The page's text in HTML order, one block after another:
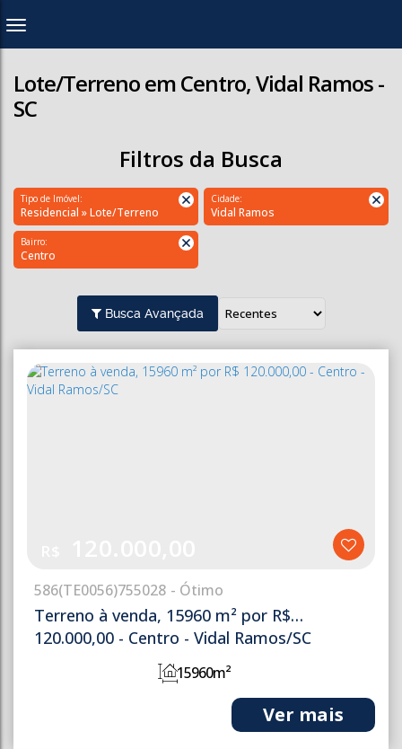
Lote/Terreno em Centro, Vidal Ramos -
SC
Filtros da Busca
Tipo de Imóvel:
Residencial » Lote/Terreno
Cidade:
Vidal Ramos
Bairro:
Centro
Busca Avançada
Terreno à venda, 15960 m² por R$
120.000,00 - Centro - Vidal Ramos/SC
586(TE0056)755028
15960m²